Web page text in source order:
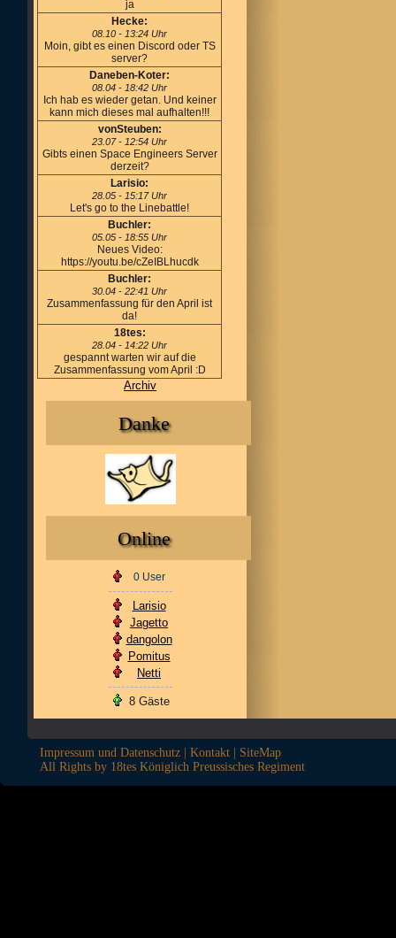
ja
Hecke:
08.10 - 13:24 Uhr
Moin, gibt es einen Discord oder TS
server?
Daneben-Koter:
08.04 - 18:42 Uhr
Ich hab es wieder getan. Und keiner
kann mich dieses mal aufhalten!!!
vonSteuben:
23.07 - 12:54 Uhr
Gibts einen Space Engineers Server
derzeit?
Larisio:
28.05 - 15:17 Uhr
Let's go to the Linebattle!
Buchler:
05.05 - 18:55 Uhr
Neues Video:
https://youtu.be/cZeIBLhucdk
Buchler:
30.04 - 22:41 Uhr
Zusammenfassung für den April ist
da!
18tes:
28.04 - 14:22 Uhr
gespannt warten wir auf die
Zusammenfassung vom April :D
Archiv
Danke
Online
0 User
Larisio
Jagetto
dangolon
Pomitus
Netti
8 Gäste
Impressum und Datenschutz Kontakt
SiteMap
All Rights by 18tes Königlich Preussisches Regiment